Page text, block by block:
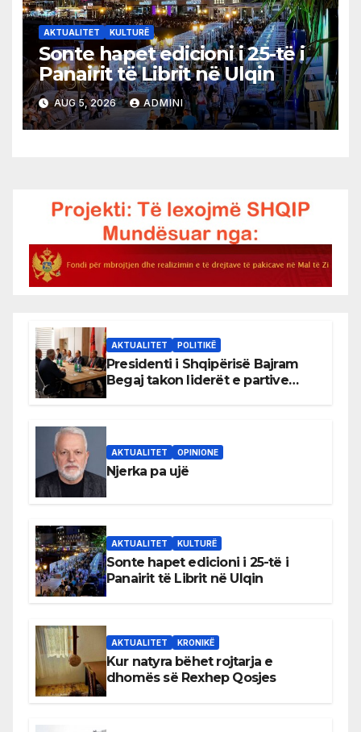
AKTUALITET KULTURË
Sonte hapet edicioni i 25-të i
Panairit të Librit në Ulqin
AUG 5, 2026 ADMINI
AKTUALITET POLITIKË
Presidenti i Shqipërisë Bajram
Begaj takon liderët e partive
AKTUALITET OPINIONE
Njerka pa ujë
AKTUALITET KULTURË
Sonte hapet edicioni i 25-të i
Panairit të Librit në Ulqin
AKTUALITET KRONIKË
Kur natyra bëhet rojtarja e
dhomës së Rexhep Qosjes